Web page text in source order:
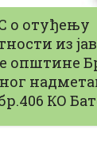
о отуђењу
из
општине
КО